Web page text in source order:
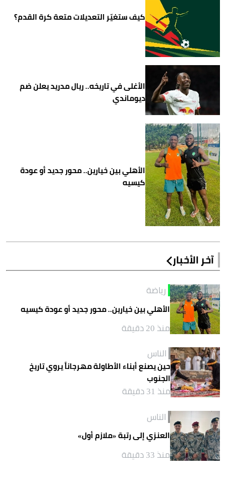
كيف ستغيّر التعديلات متعة كرة القدم؟
الأغلى في تاريخه.. ريال مدريد يعلن ضم
ديوماندي
الأهلي بين خيارين.. محور جديد أو عودة
كيسيه
آخر الأخبار
رياضة
الأهلي بين خيارين.. محور جديد أو عودة كيسيه
منذ 20 دقيقة
الناس
حين يصنع أبناء الأطاولة مهرجاناً يروي تاريخ
الجنوب
منذ 31 دقيقة
الناس
العنزي إلى رتبة «ملازم أول»
منذ 33 دقيقة